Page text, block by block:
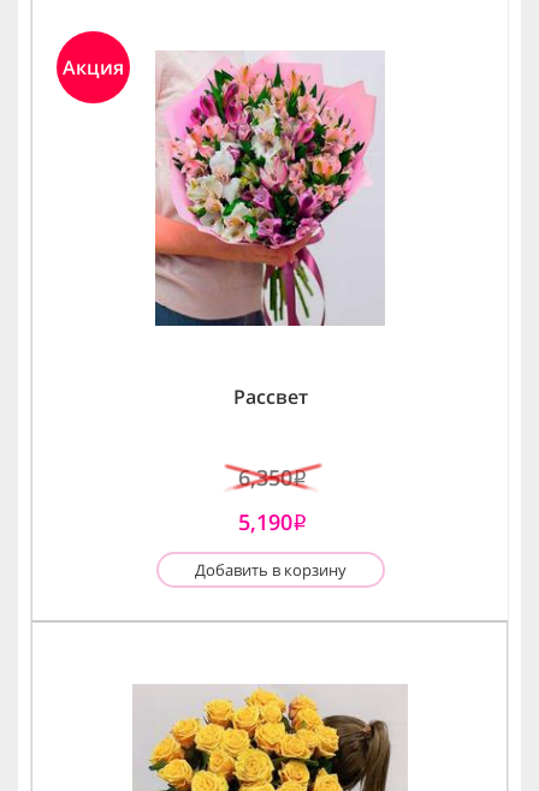
Акция
Рассвет
6,350i
5,190i
Добавить в корзину